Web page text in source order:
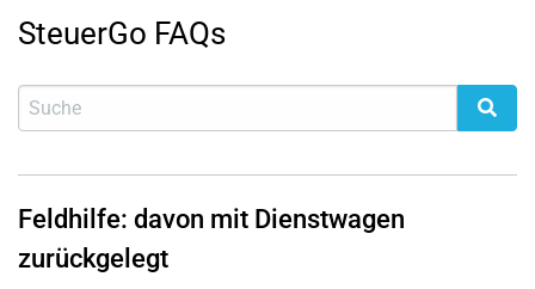
SteuerGo FAQs
Feldhilfe: davon mit Dienstwagen
zurückgelegt